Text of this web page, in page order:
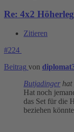
Re: 4x2
Zitieren
#224
Beitrag von
Butjadinger hat
Hat noch
das Set für die
beziehen